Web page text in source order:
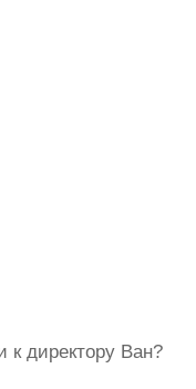
к директору Ван?